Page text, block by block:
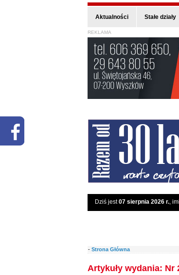
Aktualności Stałe działy
REKLAMA
Dziś jest07 sierpnia 2026 r.,
- Strona Główna
Artykuły wydania: Nr